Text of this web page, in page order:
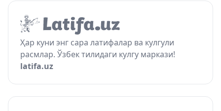
Ҳар куни энг сара латифалар ва кулгули
расмлар. Ўзбек тилидаги кулгу маркази!
latifa.uz